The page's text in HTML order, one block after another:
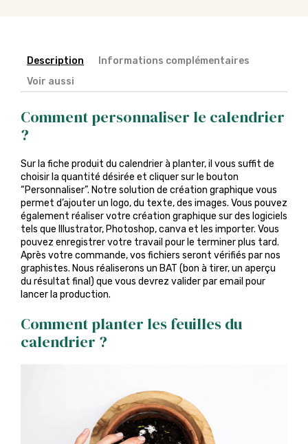
Description
Informations complémentaires
Voir aussi
Comment personnaliser le calendrier
?
Sur la fiche produit du calendrier à planter, il vous suffit de
choisir la quantité désirée et cliquer sur le bouton
“Personnaliser”. Notre solution de création graphique vous
permet d’ajouter un logo, du texte, des images. Vous pouvez
également réaliser votre création graphique sur des logiciels
tels que Illustrator, Photoshop, canva et les importer. Vous
pouvez enregistrer votre travail pour le terminer plus tard.
Après votre commande, vos fichiers seront vérifiés par nos
graphistes. Nous réaliserons un BAT (bon à tirer, un aperçu
du résultat final) que vous devrez valider par email pour
lancer la production.
Comment planter les feuilles du
calendrier ?